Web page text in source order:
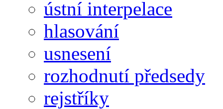
ústní interpelace
hlasování
usnesení
rozhodnutí předsedy
rejstříky